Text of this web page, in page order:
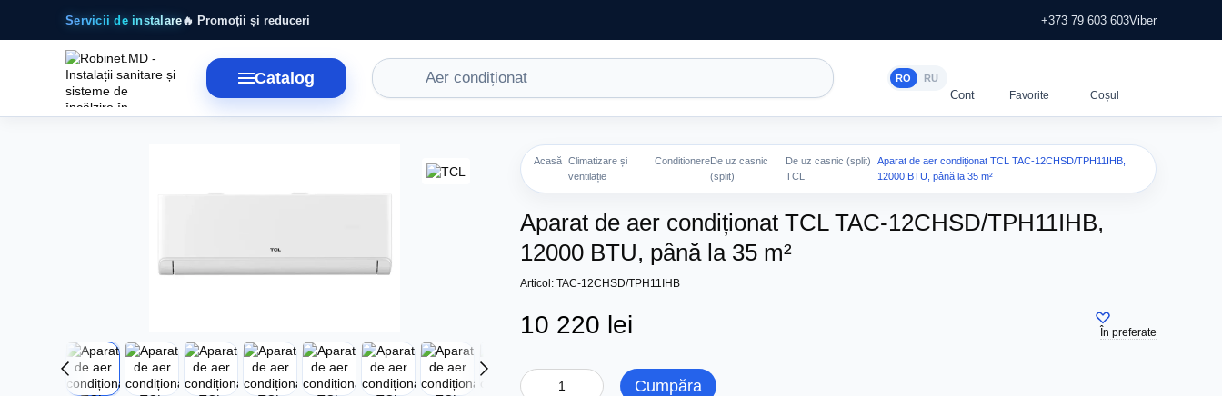
Mergi la conținutul principal
Servicii de instalare🔥 Promoții și reduceri +373 79 603 603Viber
Catalog RO RU
Acasă Climatizare și
ventilație
ConditionereDe uz casnic
(split)
De uz casnic (split)
TCL
Aparat de aer condiționat TCL TAC-12CHSD/TPH11IHB,
12000 BTU, până la 35 m²
Aparat de aer condiționat TCL TAC-12CHSD/TPH11IHB,
12000 BTU, până la 35 m²
Articol: TAC-12CHSD/TPH11IHB
10 220 lei În preferate
Cumpăra